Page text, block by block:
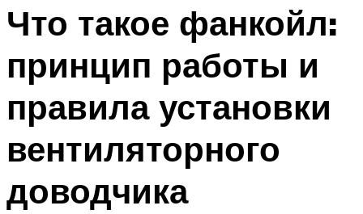
Меню
Что такое фанкойл:
принцип работы и
правила установки
вентиляторного
доводчика